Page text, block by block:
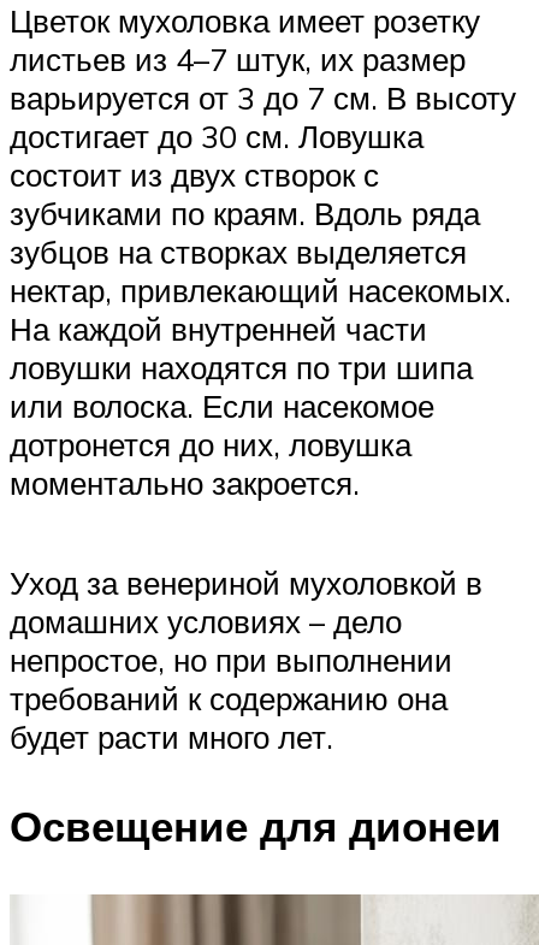
Цветок мухоловка имеет розетку
листьев из 4–7 штук, их размер
варьируется от 3 до 7 см. В высоту
достигает до 30 см. Ловушка
состоит из двух створок с
зубчиками по краям. Вдоль ряда
зубцов на створках выделяется
нектар, привлекающий насекомых.
На каждой внутренней части
ловушки находятся по три шипа
или волоска. Если насекомое
дотронется до них, ловушка
моментально закроется.
Уход за венериной мухоловкой в
домашних условиях – дело
непростое, но при выполнении
требований к содержанию она
будет расти много лет.
Освещение для дионеи